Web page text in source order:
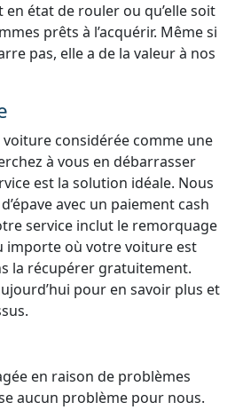
état de rouler ou qu’elle soit
prêts à l’acquérir. Même si
pas, elle a de la valeur à nos
voiture considérée comme une
à vous en débarrasser
est la solution idéale. Nous
avec un paiement cash
service inclut le remorquage
importe où votre voiture est
la récupérer gratuitement.
pour en savoir plus et
en raison de problèmes
aucun problème pour nous.